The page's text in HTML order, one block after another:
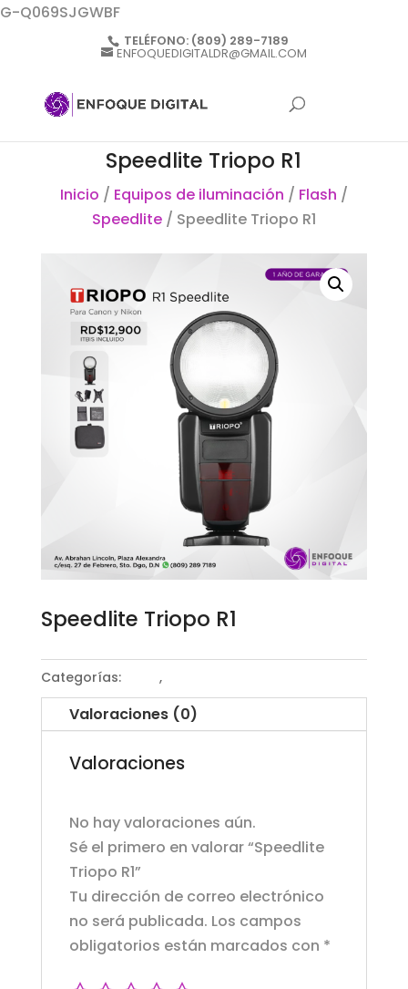
G-Q069SJGWBF
TELÉFONO: (809) 289-7189
ENFOQUEDIGITALDR@GMAIL.COM
Speedlite Triopo R1
Inicio / Equipos de iluminación / Flash /
Speedlite/ Speedlite Triopo R1
Speedlite Triopo R1
Categorías: ,
Valoraciones (0)
Valoraciones
No hay valoraciones aún.
Sé el primero en valorar “Speedlite
Triopo R1”
Tu dirección de correo electrónico
no será publicada. Los campos
obligatorios están marcados con *